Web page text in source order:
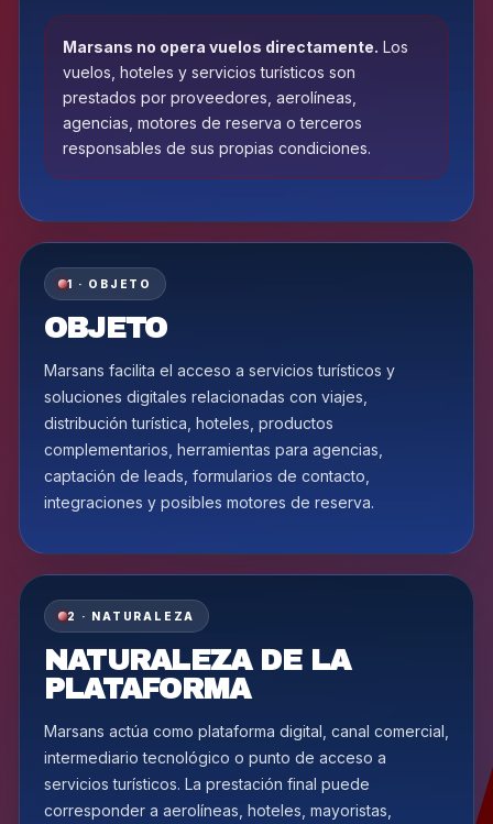
Marsans no opera vuelos directamente. Los
vuelos, hoteles y servicios turísticos son
prestados por proveedores, aerolíneas,
agencias, motores de reserva o terceros
responsables de sus propias condiciones.
1 · OBJETO
OBJETO
Marsans facilita el acceso a servicios turísticos y
soluciones digitales relacionadas con viajes,
distribución turística, hoteles, productos
complementarios, herramientas para agencias,
captación de leads, formularios de contacto,
integraciones y posibles motores de reserva.
2 · NATURALEZA
NATURALEZA DE LA
PLATAFORMA
Marsans actúa como plataforma digital, canal comercial,
intermediario tecnológico o punto de acceso a
servicios turísticos. La prestación final puede
corresponder a aerolíneas, hoteles, mayoristas,